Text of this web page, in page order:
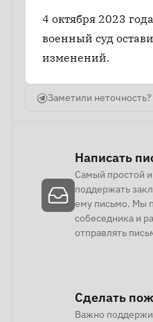
4 октября 2023
военный суд
изменений.
Заметили
Написать
Самый простой
поддержать
ему письмо. Мы
собеседника и
отправлять
Сделать
Важно